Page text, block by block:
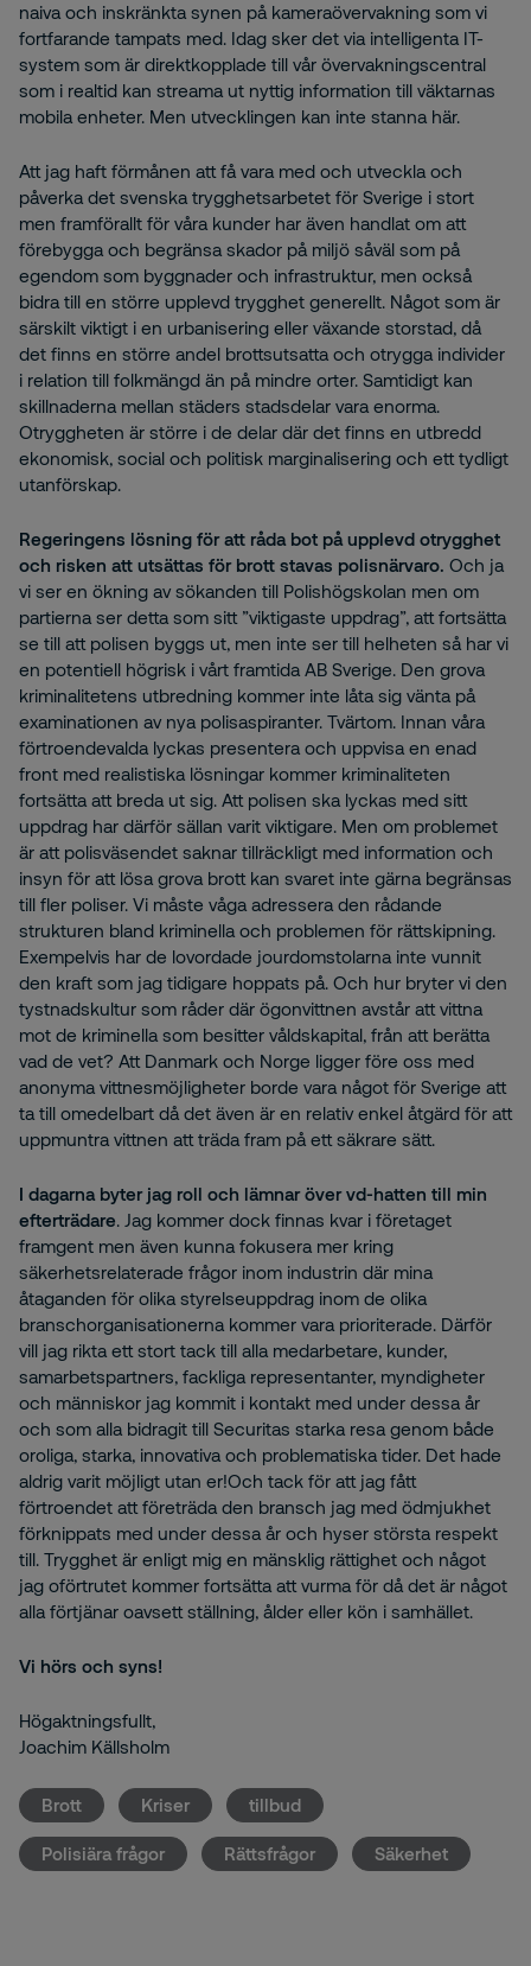
naiva och inskränkta synen på kameraövervakning som vi
fortfarande tampats med. Idag sker det via intelligenta IT-
system som är direktkopplade till vår övervakningscentral
som i realtid kan streama ut nyttig information till väktarnas
mobila enheter. Men utvecklingen kan inte stanna här.
Att jag haft förmånen att få vara med och utveckla och
påverka det svenska trygghetsarbetet för Sverige i stort
men framförallt för våra kunder har även handlat om att
förebygga och begränsa skador på miljö såväl som på
egendom som byggnader och infrastruktur, men också
bidra till en större upplevd trygghet generellt. Något som är
särskilt viktigt i en urbanisering eller växande storstad, då
det finns en större andel brottsutsatta och otrygga individer
i relation till folkmängd än på mindre orter. Samtidigt kan
skillnaderna mellan städers stadsdelar vara enorma.
Otryggheten är större i de delar där det finns en utbredd
ekonomisk, social och politisk marginalisering och ett tydligt
utanförskap.
Regeringens lösning för att råda bot på upplevd otrygghet
och risken att utsättas för brott stavas polisnärvaro. Och ja
vi ser en ökning av sökanden till Polishögskolan men om
partierna ser detta som sitt ”viktigaste uppdrag”, att fortsätta
se till att polisen byggs ut, men inte ser till helheten så har vi
en potentiell högrisk i vårt framtida AB Sverige. Den grova
kriminalitetens utbredning kommer inte låta sig vänta på
examinationen av nya polisaspiranter. Tvärtom. Innan våra
förtroendevalda lyckas presentera och uppvisa en enad
front med realistiska lösningar kommer kriminaliteten
fortsätta att breda ut sig. Att polisen ska lyckas med sitt
uppdrag har därför sällan varit viktigare. Men om problemet
är att polisväsendet saknar tillräckligt med information och
insyn för att lösa grova brott kan svaret inte gärna begränsas
till fler poliser. Vi måste våga adressera den rådande
strukturen bland kriminella och problemen för rättskipning.
Exempelvis har de lovordade jourdomstolarna inte vunnit
den kraft som jag tidigare hoppats på. Och hur bryter vi den
tystnadskultur som råder där ögonvittnen avstår att vittna
mot de kriminella som besitter våldskapital, från att berätta
vad de vet? Att Danmark och Norge ligger före oss med
anonyma vittnesmöjligheter borde vara något för Sverige att
ta till omedelbart då det även är en relativ enkel åtgärd för att
uppmuntra vittnen att träda fram på ett säkrare sätt.
I dagarna byter jag roll och lämnar över vd-hatten till min
efterträdare. Jag kommer dock finnas kvar i företaget
framgent men även kunna fokusera mer kring
säkerhetsrelaterade frågor inom industrin där mina
åtaganden för olika styrelseuppdrag inom de olika
branschorganisationerna kommer vara prioriterade. Därför
vill jag rikta ett stort tack till alla medarbetare, kunder,
samarbetspartners, fackliga representanter, myndigheter
och människor jag kommit i kontakt med under dessa år
och som alla bidragit till Securitas starka resa genom både
oroliga, starka, innovativa och problematiska tider. Det hade
aldrig varit möjligt utan er!Och tack för att jag fått
förtroendet att företräda den bransch jag med ödmjukhet
förknippats med under dessa år och hyser största respekt
till. Trygghet är enligt mig en mänsklig rättighet och något
jag oförtrutet kommer fortsätta att vurma för då det är något
alla förtjänar oavsett ställning, ålder eller kön i samhället.
Vi hörs och syns!
Högaktningsfullt,
Joachim Källsholm
Brott Kriser tillbud
Polisiära frågor Rättsfrågor Säkerhet